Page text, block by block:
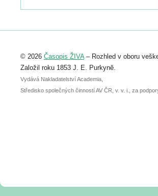
Registrovat se můžete do 6. září.
abstraktu přihlášené přednášky nebo
posteru je už 30. června.
© 2026 Časopis ŽIVA– Rozhled v oboru
Založil roku 1853 J. E. Purkyně.
Vydává Nakladatelství Academia,
Středisko společných činností AV ČR, v. v. i., za